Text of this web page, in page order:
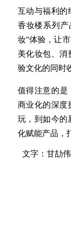
互动与福利的
香妆楼系列
妆”体验，让
美化妆包、消
验文化的同时
值得注意的是
商业化的深度
玩，到如今的
化赋能产品，
文字：甘劼